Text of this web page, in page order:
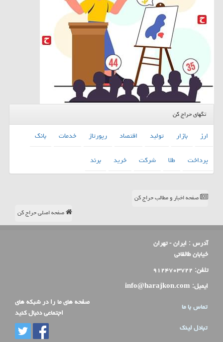
تگهای حراج کن
ارز بازار تولید اقتصاد رپورتاژ خدمات
بانك
پرداخت
طلا شركت خرید برند
صفحه اخبار و مطالب حراج کن
صفحه اصلی حراج کن
آدرس : ایران - تهران
خیابان طالقانی
تلفن: ۹۱۲۴۷۰۳۷۲۲
ایمیل: info@harajkon.com
تماس با ما
تبادل لینک
صفحه های ما را در شبکه های
اجتماعی دنبال کنید